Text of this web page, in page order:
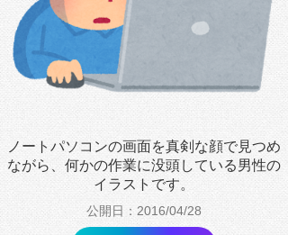
ノートパソコンの画面を真剣な顔で見つめ
ながら、何かの作業に没頭している男性の
イラストです。
公開日：2016/04/28